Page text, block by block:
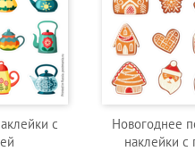
с
Новогоднее
наклейки с